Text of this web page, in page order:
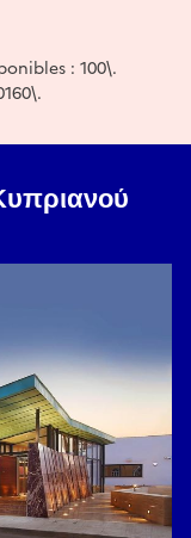
: 100\.